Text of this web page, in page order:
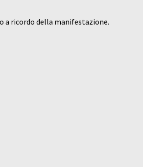
a ricordo della manifestazione.